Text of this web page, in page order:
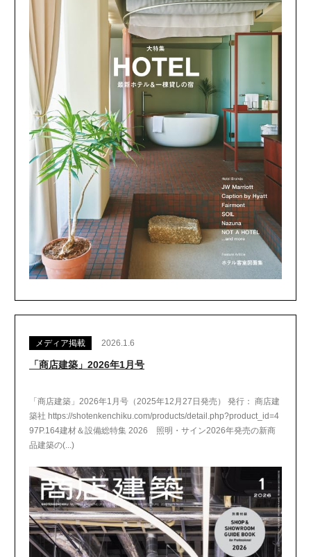
メディア掲載 2026.1.6
「商店建築」2026年1月号
「商店建築」2026年1月号（2025年12月27日発売） 発行： 商店建
築社 https://shotenkenchiku.com/products/detail.php?product_id=4
97P.164建材＆設備総特集 2026 照明・サイン2026年発売の新商
品建築の(...)